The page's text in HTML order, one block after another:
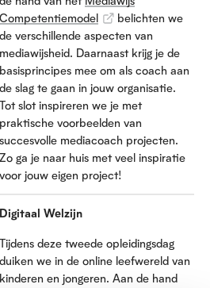
Competentiemodel
belichten we
de verschillende aspecten van
mediawijsheid. Daarnaast krijg je de
basisprincipes mee om als coach aan
de slag te gaan in jouw organisatie.
Tot slot inspireren we je met
praktische voorbeelden van
succesvolle mediacoach projecten.
Zo ga je naar huis met veel inspiratie
voor jouw eigen project!
Digitaal Welzijn
Tijdens deze tweede opleidingsdag
duiken we in de online leefwereld van
kinderen en jongeren. Aan de hand